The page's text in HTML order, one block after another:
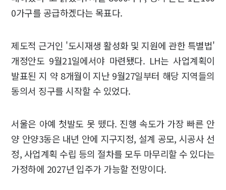
0가구를 공급하겠다는 목표다.
제도적 근거인 '도시재생 활성화 및 지원에 관한 특별법'
개정안도 9월21일에서야 마련됐다. LH는 사업계획이
발표된 지 약 8개월이 지난 9월27일부터 해당 지역들의
동의서 징구를 시작할 수 있었다.
서울은 아예 첫발도 못 뗐다. 진행 속도가 가장 빠른 안
양 안양3동은 내년 안에 지구지정, 설계 공모, 시공사 선
정, 사업계획 수립 등의 절차를 모두 마무리할 수 있다는
가정하에 2027년 입주가 가능할 전망이다.